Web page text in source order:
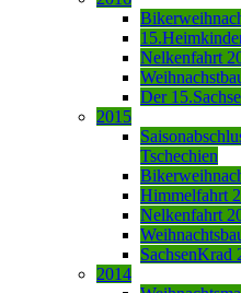
Nelkenfahrt
Der
2015
Tschechien
Himmelfahrt
Nelkenfahrt
SachsenKrad
2014